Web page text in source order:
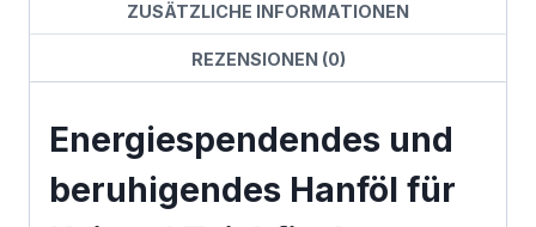
ZUSÄTZLICHE INFORMATIONEN
REZENSIONEN (0)
Energiespendendes und
beruhigendes Hanföl für